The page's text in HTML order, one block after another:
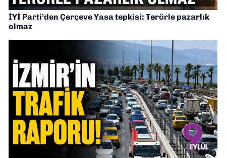
İYİ Parti’den Çerçeve Yasa tepkisi: Terörle pazarlık
olmaz